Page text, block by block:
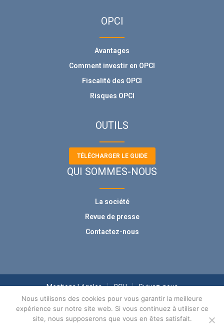
OPCI
Avantages
Comment investir en OPCI
Fiscalité des OPCI
Risques OPCI
OUTILS
TÉLÉCHARGER LE GUIDE
QUI SOMMES-NOUS
La société
Revue de presse
Contactez-nous
Mentions Légales CGU
Suivez-nous
Nous utilisons des cookies pour vous garantir la meilleure
expérience sur notre site web. Si vous continuez à utiliser ce
site, nous supposerons que vous en êtes satisfait.